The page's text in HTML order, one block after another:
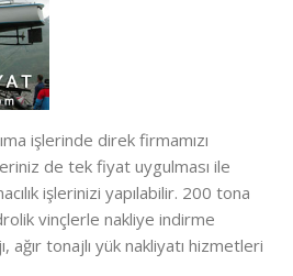
işlerinde direk firmamızı
de tek fiyat uygulması ile
işlerinizi yapılabilir. 200 tona
vinçlerle nakliye indirme
ağır tonajlı yük nakliyatı hizmetleri